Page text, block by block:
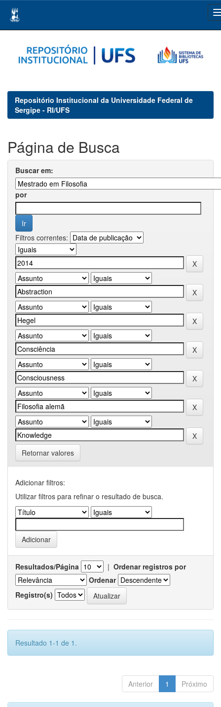
navigation
Repositório Institucional da Universidade Federal de
Sergipe - RI/UFS
Página de Busca
Buscar em:
por
Filtros correntes:
Retornar valores
Adicionar filtros:
Utilizar filtros para refinar o resultado de busca.
Resultados/Página | Ordenar registros por
Ordenar
Registro(s)
Resultado 1-1 de 1.
Anterior 1 Próximo